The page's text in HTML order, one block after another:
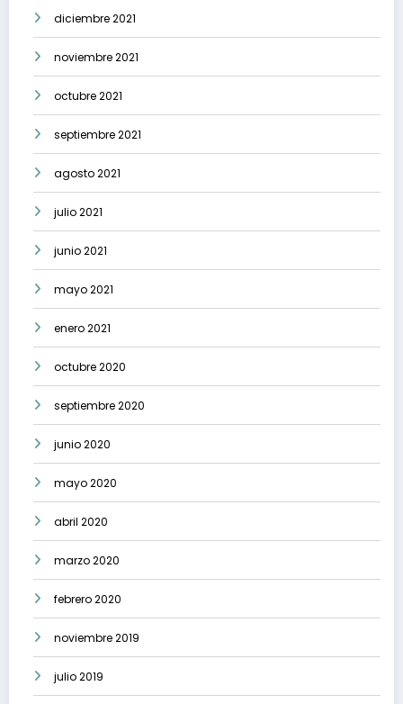
diciembre 2021
noviembre 2021
octubre 2021
septiembre 2021
agosto 2021
julio 2021
junio 2021
mayo 2021
enero 2021
octubre 2020
septiembre 2020
junio 2020
mayo 2020
abril 2020
marzo 2020
febrero 2020
noviembre 2019
julio 2019